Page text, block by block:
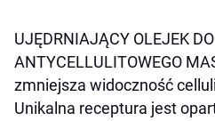
UJĘDRNIAJĄCY OLEJEK DO
ANTYCELLULITOWEGO
zmniejsza widoczność
Unikalna receptura jest